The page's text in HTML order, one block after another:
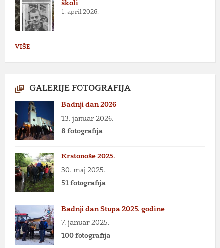
školi
1. april 2026.
VIŠE
GALERIJE FOTOGRAFIJA
Badnji dan 2026
13. januar 2026.
8 fotografija
Krstonoše 2025.
30. maj 2025.
51 fotografija
Badnji dan Stupa 2025. godine
7. januar 2025.
100 fotografija